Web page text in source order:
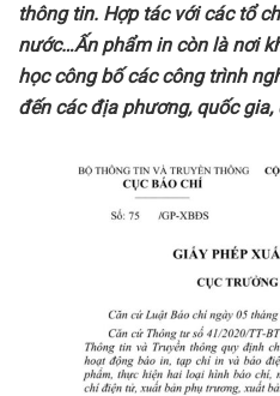
thông tin. Hợp tác với các tổ
nước…Ấn phẩm in còn là nơi
học công bố các công trình
đến các địa phương, quốc gia,